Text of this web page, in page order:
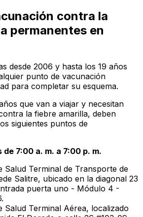
contra la
permanentes en
desde 2006 y hasta los 19 años
punto de vacunación
para completar su esquema.
que van a viajar y necesitan
la fiebre amarilla, deben
siguientes puntos de
de 7:00 a. m. a 7:00 p. m.
Salud Terminal de Transporte de
Salitre, ubicado en la diagonal 23
puerta uno - Módulo 4 -
Salud Terminal Aérea, localizado